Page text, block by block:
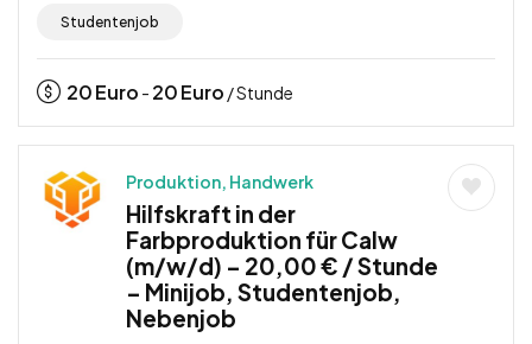
Studentenjob
20Euro - 20Euro / Stunde
Produktion, Handwerk
Hilfskraft in der
Farbproduktion für Calw
(m/w/d) – 20,00 € / Stunde
– Minijob, Studentenjob,
Nebenjob